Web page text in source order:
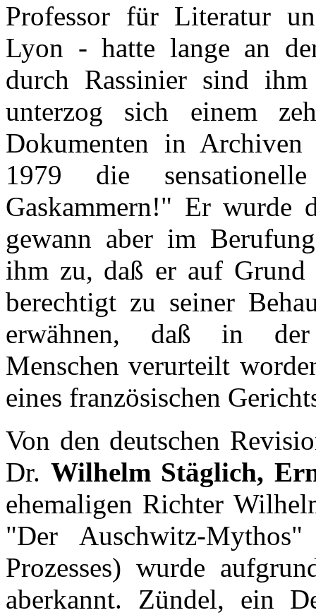
Professor für Literatur
Lyon - hatte lange an
durch Rassinier sind
unterzog sich einem
Dokumenten in
1979 die
Gaskammern!" Er wurde
gewann aber im
ihm zu, daß er auf Grund
berechtigt zu seiner
erwähnen, daß in der
Menschen verurteilt
eines französischen
Von den deutschen
Dr. Wilhelm Stäglich,
ehemaligen Richter
"Der Auschwitz-
Prozesses) wurde
aberkannt. Zündel, ein